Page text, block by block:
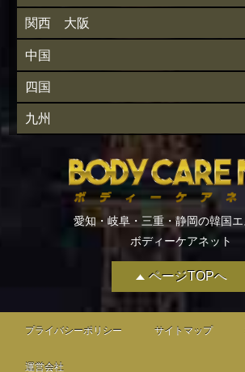
ページTOPへ
関西 大阪
中国
四国
九州
愛知・岐阜・三重・静岡の韓国
ボディーケアネット
プライバシーポリシー サイトマップ
運営会社